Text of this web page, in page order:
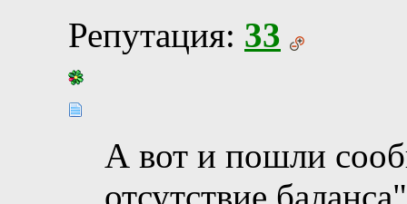
Репутация: 33
А вот и пошли